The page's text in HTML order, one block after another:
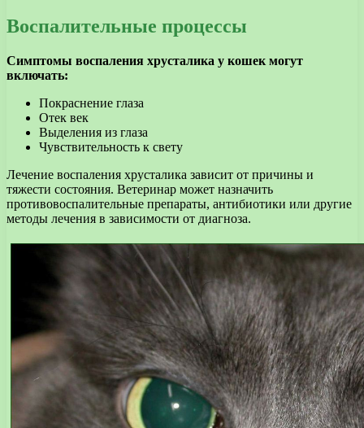
Воспалительные процессы
Симптомы воспаления хрусталика у кошек могут
включать:
Покраснение глаза
Отек век
Выделения из глаза
Чувствительность к свету
Лечение воспаления хрусталика зависит от причины и
тяжести состояния. Ветеринар может назначить
противовоспалительные препараты, антибиотики или другие
методы лечения в зависимости от диагноза.